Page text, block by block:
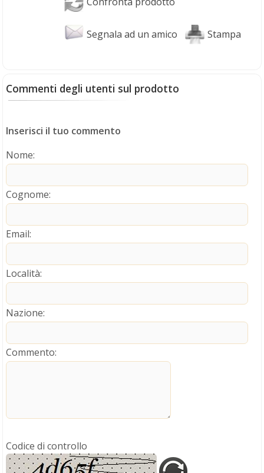
Segnala ad un amico Stampa
Commenti degli utenti sul prodotto
Inserisci il tuo commento
Nome:
Cognome:
Email:
Località:
Nazione:
Commento:
Codice di controllo